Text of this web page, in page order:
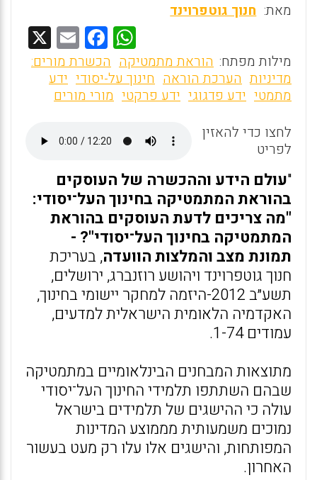
מאת: חנוך גוטפרוינד
W
h
at
s
A
p
p
F
a
ce
b
o
o
k
E
m
ai
l
מילות מפתח: הוראת מתמטיקה הכשרת מורים:
מדיניות הערכת הוראה חינוך על-יסודי ידע
מתמטי ידע פדגוגי ידע פרקטי מורי מורים
לחצו כדי להאזין
לפריט
"עולם הידע וההכשרה של העוסקים
בהוראת המתמטיקה בחינוך העל־יסודי:
"מה צריכים לדעת העוסקים בהוראת
המתמטיקה בחינוך העל־יסודי"? -
תמונת מצב והמלצות הוועדה, בעריכת
חנוך גוטפרוינד ויהושע רוזנברג, ירושלים,
תשע״ב 2012-היזמה למחקר יישומי בחינוך,
האקדמיה הלאומית הישראלית למדעים,
עמודים 1-74.
מתוצאות המבחנים הבינלאומיים במתמטיקה
שבהם השתתפו תלמידי החינוך העל־יסודי
עולה כי ההישגים של תלמידים בישראל
נמוכים משמעותית מממוצע המדינות
המפותחות, והישגים אלו עלו רק מעט בעשור
האחרון.